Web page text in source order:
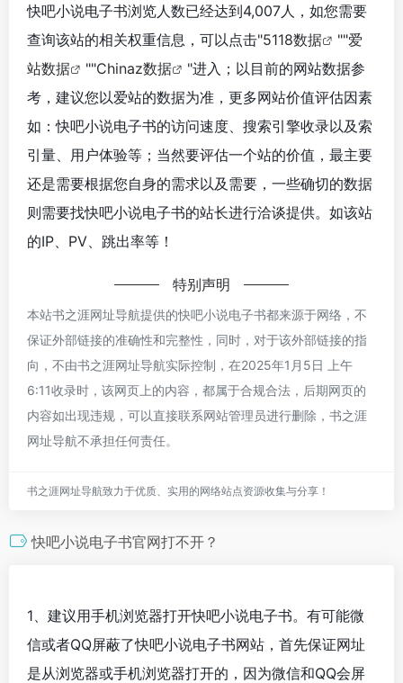
快吧小说电子书浏览人数已经达到4,007人，如您需要
查询该站的相关权重信息，可以点击"5118数据 ""爱
站数据
""Chinaz数据
"进入；以目前的网站数据参
考，建议您以爱站的数据为准，更多网站价值评估因素
如：快吧小说电子书的访问速度、搜索引擎收录以及索
引量、用户体验等；当然要评估一个站的价值，最主要
还是需要根据您自身的需求以及需要，一些确切的数据
则需要找快吧小说电子书的站长进行洽谈提供。如该站
的IP、PV、跳出率等！
特别声明
本站书之涯网址导航提供的快吧小说电子书都来源于网络，不
保证外部链接的准确性和完整性，同时，对于该外部链接的指
向，不由书之涯网址导航实际控制，在2025年1月5日 上午
6:11收录时，该网页上的内容，都属于合规合法，后期网页的
内容如出现违规，可以直接联系网站管理员进行删除，书之涯
网址导航不承担任何责任。
书之涯网址导航致力于优质、实用的网络站点资源收集与分享！
快吧小说电子书官网打不开？
1、建议用手机浏览器打开快吧小说电子书。有可能微
信或者QQ屏蔽了快吧小说电子书网站，首先保证网址
是从浏览器或手机浏览器打开的，因为微信和QQ会屏